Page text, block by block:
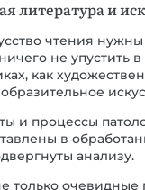
и процессы
в
анализу.
только очевидные
Сервантеса,
произведения Дж.
и А. Кёстлера,
отраженные в